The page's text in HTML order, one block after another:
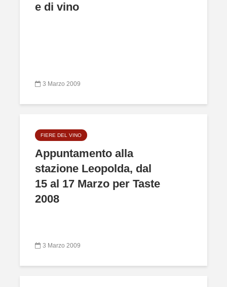
e di vino
3 Marzo 2009
FIERE DEL VINO
Appuntamento alla
stazione Leopolda, dal
15 al 17 Marzo per Taste
2008
3 Marzo 2009